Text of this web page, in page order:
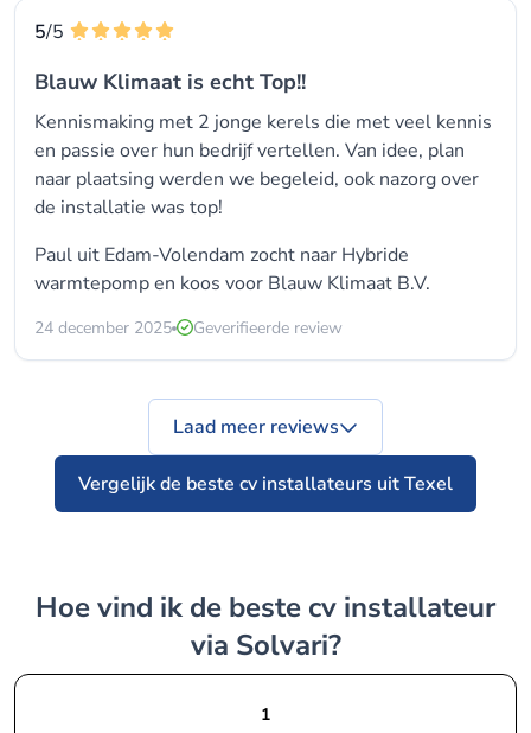
5/5
Blauw Klimaat is echt Top!!
Kennismaking met 2 jonge kerels die met veel kennis
en passie over hun bedrijf vertellen. Van idee, plan
naar plaatsing werden we begeleid, ook nazorg over
de installatie was top!
Paul uit Edam-Volendam zocht naar Hybride
warmtepomp en koos voor Blauw Klimaat B.V.
24 december 2025 Geverifieerde review
Vergelijk de beste cv installateurs uit Texel
Laad meer reviews
Hoe vind ik de beste cv installateur
via Solvari?
1